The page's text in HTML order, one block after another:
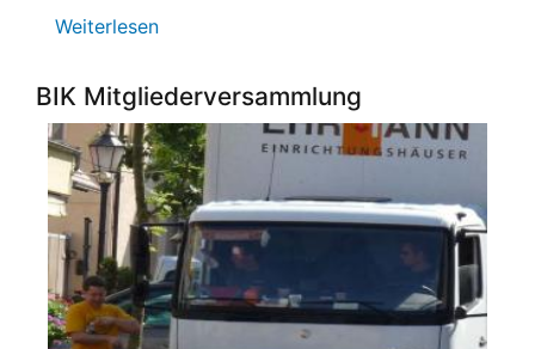
Weiterlesen
Ausflug
Wimpfen
BIK Mitgliederversammlung